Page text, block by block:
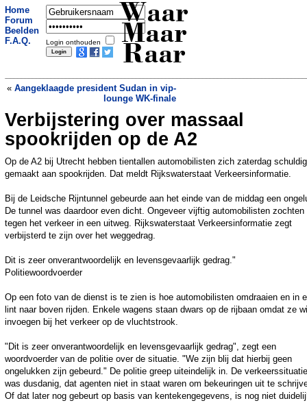
Home
Forum
Beelden
F.A.Q.
Login onthouden
Waar
Maar
Raar
« Aangeklaagde president Sudan in vip-
lounge WK-finale
Schoenafdruk leidt naar man die over
auto's wandelt in Amersfoort
Verbijstering over massaal
spookrijden op de A2
Op de A2 bij Utrecht hebben tientallen automobilisten zich zaterdag schuldig
gemaakt aan spookrijden. Dat meldt Rijkswaterstaat Verkeersinformatie.
Bij de Leidsche Rijntunnel gebeurde aan het einde van de middag een
De tunnel was daardoor even dicht. Ongeveer vijftig automobilisten zochten
tegen het verkeer in een uitweg. Rijkswaterstaat Verkeersinformatie zegt
verbijsterd te zijn over het weggedrag.
Dit is zeer onverantwoordelijk en levensgevaarlijk gedrag."
Politiewoordvoerder
Op een foto van de dienst is te zien is hoe automobilisten omdraaien en in
lint naar boven rijden. Enkele wagens staan dwars op de rijbaan omdat ze
invoegen bij het verkeer op de vluchtstrook.
"Dit is zeer onverantwoordelijk en levensgevaarlijk gedrag", zegt een
woordvoerder van de politie over de situatie. "We zijn blij dat hierbij geen
ongelukken zijn gebeurd." De politie greep uiteindelijk in. De verkeerssituatie
was dusdanig, dat agenten niet in staat waren om bekeuringen uit te
Of dat later nog gebeurt op basis van kentekengegevens, is nog niet